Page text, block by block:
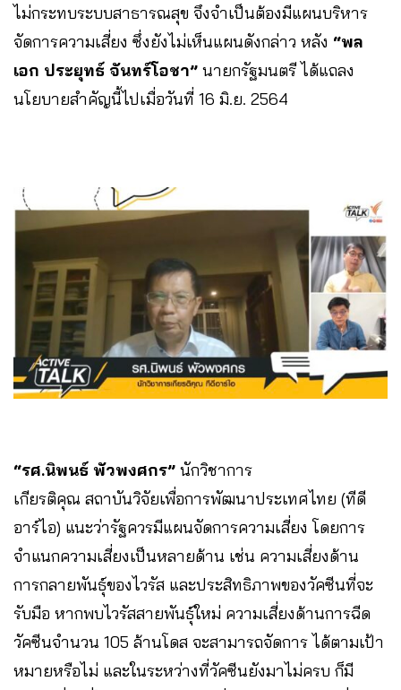
ไม่กระทบระบบสาธารณสุข จึงจำเป็นต้องมีแผนบริหาร
จัดการความเสี่ยง ซึ่งยังไม่เห็นแผนดังกล่าว หลัง​ “พล
เอก ประยุทธ์​ จันทร์​โอชา”​ นายกรัฐมนตรี​ ได้แถลง
นโยบายสำคัญนี้ไปเมื่อวันที่ 16 มิ.ย.​ 2564​
“รศ.นิพนธ์ พัวพงศกร” นักวิชาการ
เกียรติคุณ สถาบันวิจัยเพื่อการพัฒนาประเทศไทย (ทีดี
อาร์ไอ) แนะว่ารัฐควรมีแผนจัดการความเสี่ยง​ โดยการ
จำแนกความเสี่ยงเป็นหลายด้าน​ เช่น​ ความเสี่ยงด้าน
การกลายพันธุ์ของไวรัส และประสิทธิภาพของวัคซีนที่จะ
รับมือ หากพบไวรัสสายพัน​ธุ์ใหม่ ความเสี่ยงด้านการฉีด
วัคซีนจำนวน 105 ล้านโดส จะสามารถจัดการ ได้ตามเป้า
หมายหรือไม่ และในระหว่างที่วัคซีนยังมาไม่ครบ​ ก็มี